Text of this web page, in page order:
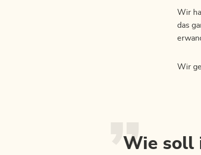
Wir
das
Wir
Wie soll